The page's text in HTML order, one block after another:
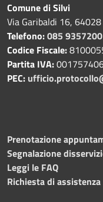
Comune di Silvi
Via Garibaldi 16,
Telefono:085 9357200
Codice Fiscale:
Partita IVA:
PEC:
Prenotazione
Segnalazione
Leggi le FAQ
Richiesta di assistenza